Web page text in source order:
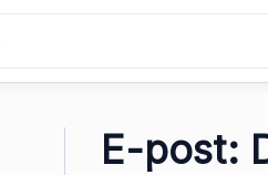
E-post: